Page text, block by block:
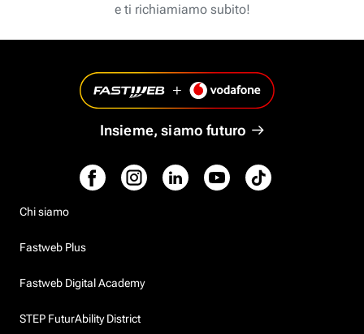
e ti richiamiamo subito!
Insieme, siamo futuro
Chi siamo
Fastweb Plus
Fastweb Digital Academy
STEP FuturAbility District